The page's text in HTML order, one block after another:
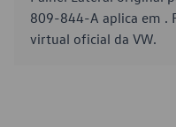
809-844-A aplica em .
virtual oficial da VW.